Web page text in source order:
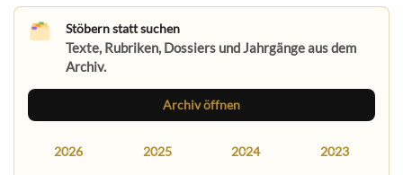
Stöbern statt suchen
Texte, Rubriken, Dossiers und Jahrgänge aus dem
Archiv.
Archiv öffnen
2026 2025 2024 2023